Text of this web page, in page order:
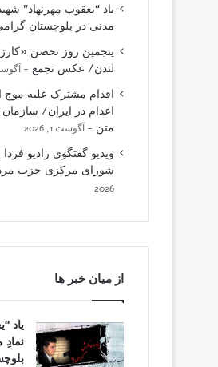
یاد “یعقوب مهرنهاد”
مدنی در بلوچستان
پنجمین روز تحصن
لندن/ عکس تجمع
آگوست 2,
اقدام مشترک علیه موج
اعدام در ایران/
متن
آگوست 1, 2026
ویدیو گفتگوی رادیو
شورای مرکزی حزب
2026
از میان خبر ها
یاد